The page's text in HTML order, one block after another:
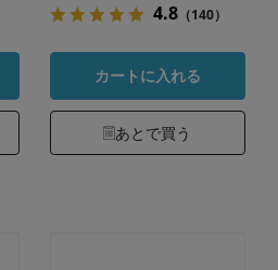
4.8（140）
カートに入れる
あとで買う